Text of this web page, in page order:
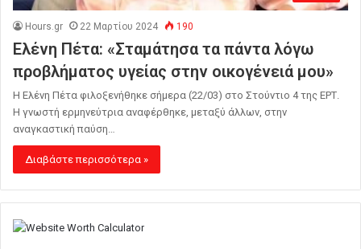
Hours.gr 22 Μαρτίου 2024 190
Eλένη Πέτα: «Σταμάτησα τα πάντα λόγω
προβλήματος υγείας στην οικογένειά μου»
Η Ελένη Πέτα φιλοξενήθηκε σήμερα (22/03) στο Στούντιο 4 της ΕΡΤ.
Η γνωστή ερμηνεύτρια αναφέρθηκε, μεταξύ άλλων, στην
αναγκαστική παύση…
Διαβάστε περισσότερα »